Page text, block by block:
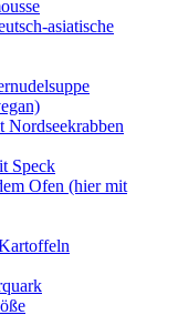
asiatische
Nordseekrabben
Speck
Ofen (hier mit